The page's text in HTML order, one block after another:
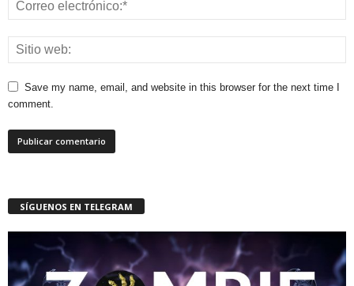
Save my name, email, and website in this browser for the next time I
comment.
SÍGUENOS EN TELEGRAM